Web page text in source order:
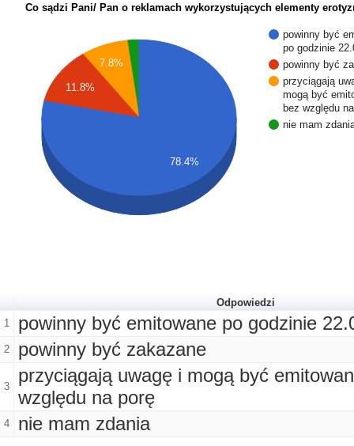
Co sądzi Pani/ Pan o reklamach wykorzystujących elementy
powinny być
po godzinie
powinny być
przyciągają
mogą być
bez względu
nie mam
7.8%
11.8%
78.4%
Odpowiedzi
1
powinny być emitowane po godzinie
2 powinny być zakazane
3
przyciągają uwagę i mogą być
względu na porę
4 nie mam zdania